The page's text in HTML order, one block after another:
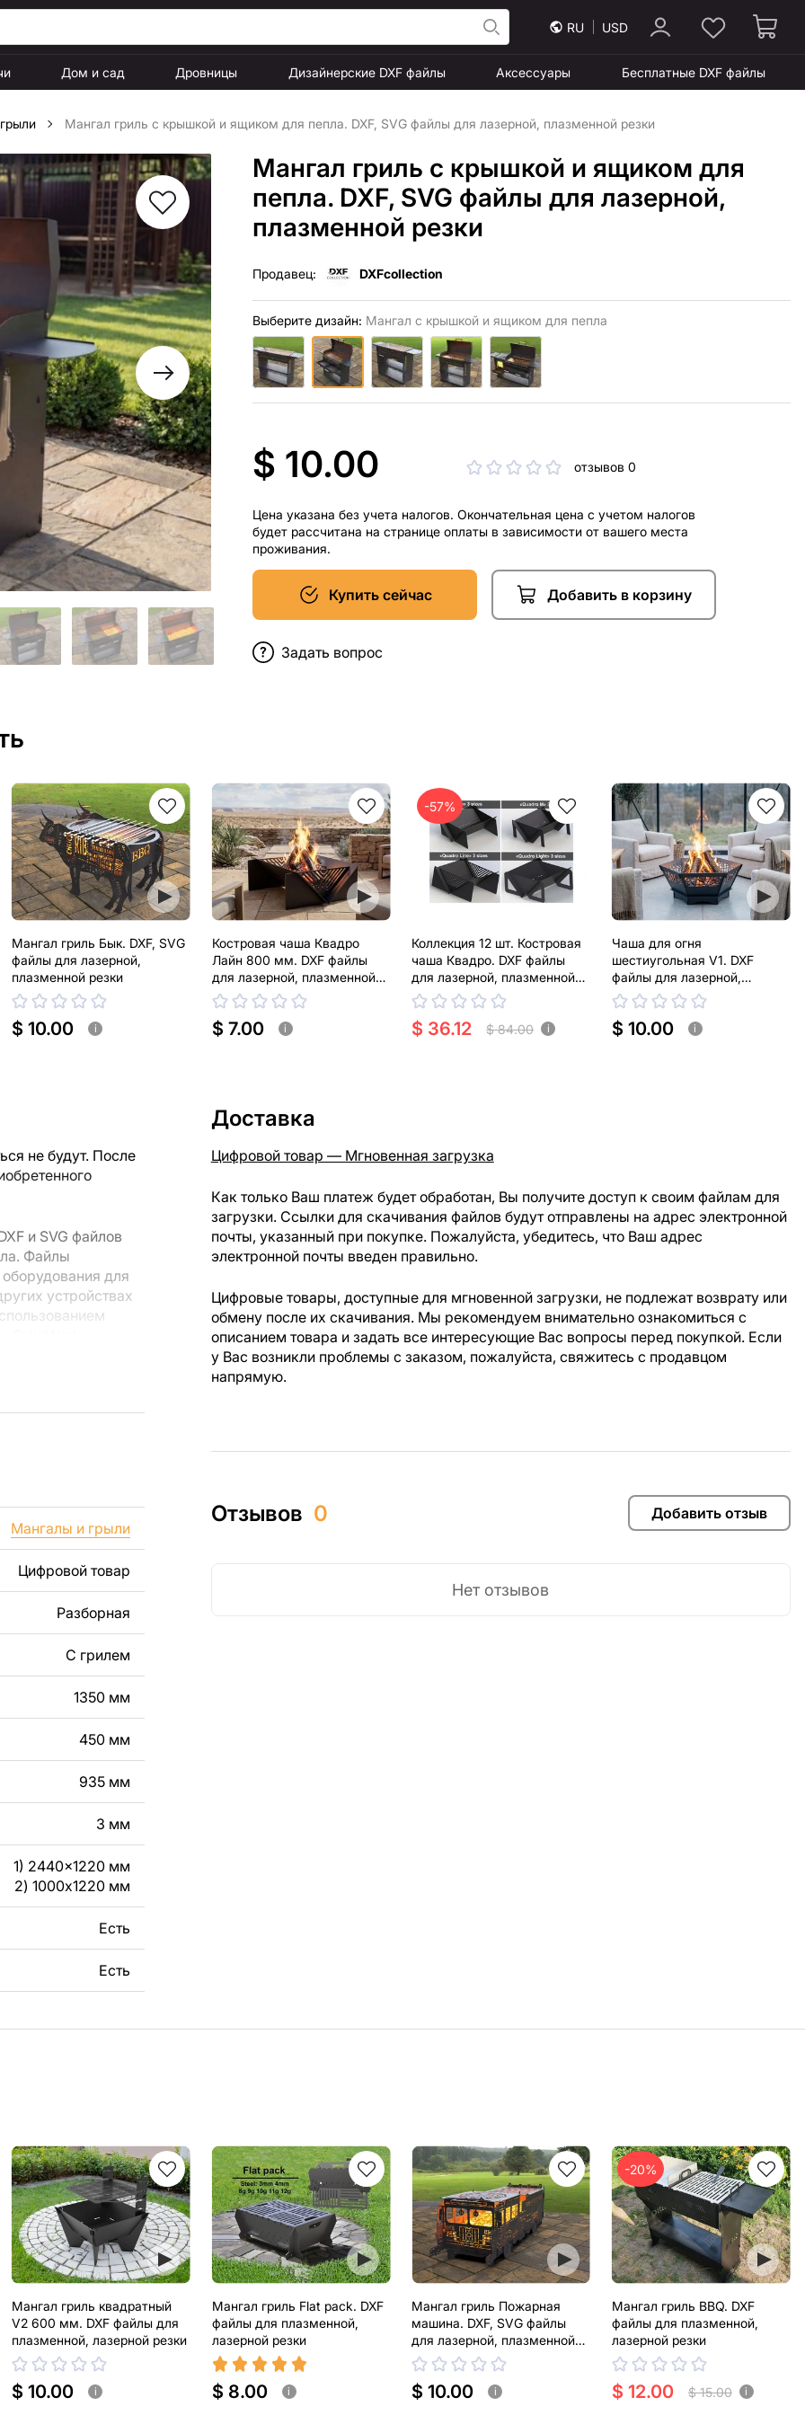
RU USD
Дом и сад Дровницы Дизайнерские DXF файлы Аксессуары Бесплатные DXF файлы
Мангал гриль с крышкой и ящиком для пепла. DXF, SVG файлы для лазерной, плазменной резки
Мангал гриль с крышкой и ящиком для
пепла. DXF, SVG файлы для лазерной,
плазменной резки
Продавец: DXFcollection
Выберите дизайн: Мангал с крышкой и ящиком для пепла
$ 10.00 отзывов 0
Цена указана без учета налогов. Окончательная цена с учетом налогов
будет рассчитана на странице оплаты в зависимости от вашего места
проживания.
Купить сейчас Добавить в корзину
Задать вопрос
Мангал гриль Бык. DXF, SVG
файлы для лазерной,
плазменной резки
$ 10.00 i
Костровая чаша Квадро
Лайн 800 мм. DXF файлы
для лазерной, плазменной
резки
$ 7.00 i
-57%
Коллекция 12 шт. Костровая
чаша Квадро. DXF файлы
для лазерной, плазменной
резки
$ 36.12 $ 84.00 i
Чаша для огня
шестиугольная V1. DXF
файлы для лазерной,
плазменной резки
$ 10.00 i
не будут. После
и SVG файлов
Файлы
для
устройствах
созданы с
что
изображение,
дизайн изделия.
изделия из
с нами в
Мангалы и грыли
Цифровой товар
Разборная
С грилем
1350 мм
450 мм
935 мм
3 мм
1) 2440x1220 мм
2) 1000x1220 мм
Есть
Есть
Доставка
Цифровой товар — Мгновенная загрузка
Как только Ваш платеж будет обработан, Вы получите доступ к своим файлам для
загрузки. Ссылки для скачивания файлов будут отправлены на адрес электронной
почты, указанный при покупке. Пожалуйста, убедитесь, что Ваш адрес
электронной почты введен правильно.
Цифровые товары, доступные для мгновенной загрузки, не подлежат возврату или
обмену после их скачивания. Мы рекомендуем внимательно ознакомиться с
описанием товара и задать все интересующие Вас вопросы перед покупкой. Если
у Вас возникли проблемы с заказом, пожалуйста, свяжитесь с продавцом
напрямую.
Отзывов 0 Добавить отзыв
Нет отзывов
Мангал гриль квадратный
V2 600 мм. DXF файлы для
плазменной, лазерной резки
$ 10.00 i
Мангал гриль Flat pack. DXF
файлы для плазменной,
лазерной резки
$ 8.00 i
Мангал гриль Пожарная
машина. DXF, SVG файлы
для лазерной, плазменной
резки
$ 10.00 i
-20%
Мангал гриль BBQ. DXF
файлы для плазменной,
лазерной резки
$ 12.00 $ 15.00 i